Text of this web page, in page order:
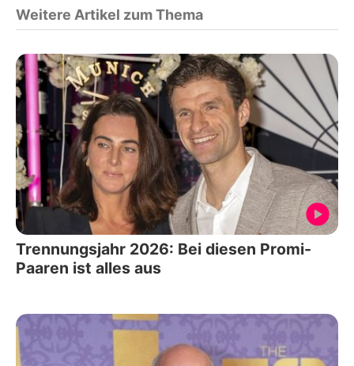
Weitere Artikel zum Thema
Trennungsjahr 2026: Bei diesen Promi-
Paaren ist alles aus